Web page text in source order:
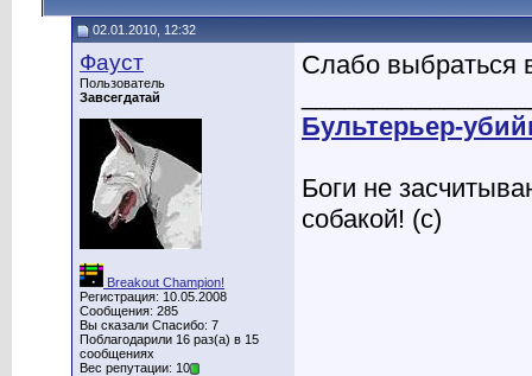
02.01.2010, 12:32
Фауст
Пользователь
Завсегдатай
Breakout Champion!
Регистрация: 10.05.2008
Сообщения: 285
Вы сказали Спасибо: 7
Поблагодарили 16 раз(а) в 15
сообщениях
Вес репутации: 10
Слабо выбраться
Бультерьер-
Боги не
собакой! (с)